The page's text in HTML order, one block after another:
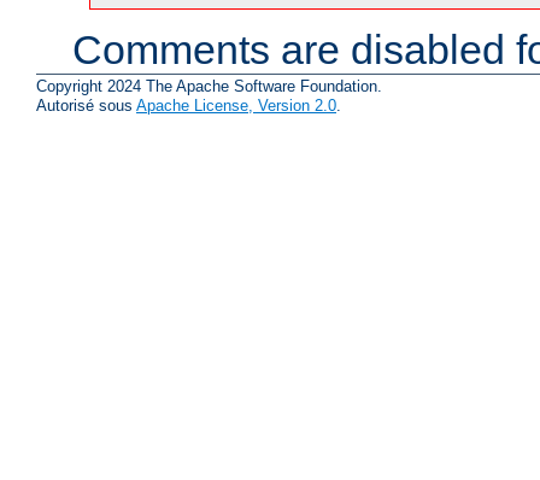
Comments are disabled
Copyright 2024 The Apache Software Foundation.
Autorisé sous Apache License, Version 2.0.